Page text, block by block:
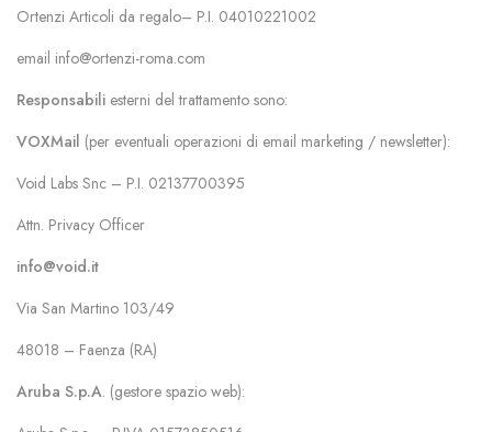
Ortenzi Articoli da regalo– P.I. 04010221002
email info@ortenzi-roma.com
Responsabili esterni del trattamento sono:
VOXMail (per eventuali operazioni di email marketing / newsletter):
Void Labs Snc – P.I. 02137700395
Attn. Privacy Officer
info@void.it
Via San Martino 103/49
48018 – Faenza (RA)
Aruba S.p.A. (gestore spazio web):